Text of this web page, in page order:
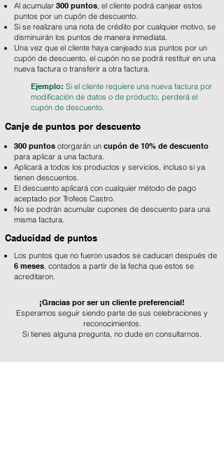
Al acumular 300 puntos, el cliente podrá canjear estos
puntos por un cupón de descuento.
Si se realizare una nota de crédito por cualquier motivo, se
disminuirán los puntos de manera inmediata.
Una vez que el cliente haya canjeado sus puntos por un
cupón de descuento, el cupón no se podrá restituir en una
nueva factura o transferir a otra factura.
Ejemplo: Si el cliente requiere una nueva factura por
modificación de datos o de producto, perderá el
cupón de descuento.
Canje de puntos por descuento
300 puntos otorgarán un cupón de 10% de descuento
para aplicar a una factura.
Aplicará a todos los productos y servicios, incluso si ya
tienen descuentos.
El descuento aplicará con cualquier método de pago
aceptado por Trofeos Castro.
No se podrán acumular cupones de descuento para una
misma factura.
Caducidad de puntos
Los puntos que no fueron usados se caducan después de
6 meses, contados a partir de la fecha que estos se
acreditaron.
¡Gracias por ser un cliente preferencial!
Esperamos seguir siendo parte de sus celebraciones y
reconocimientos.
Si tienes alguna pregunta, no dude en consultarnos.